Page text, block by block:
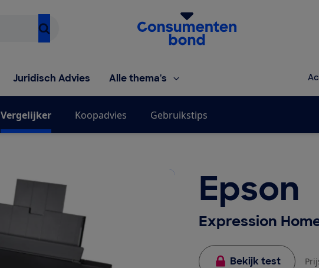
Homepage van de Consumentenbond
Juridisch Advies Alle thema's
Vergelijker Koopadvies Gebruikstips
Epson
Expression
Bekijk test